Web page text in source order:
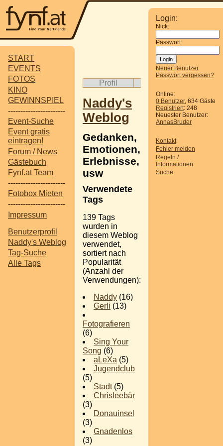
START
EVENTS
FOTOS
KINO
GEWINNSPIEL
-----------------------
Event-Suche
Event gratis
eintragen!
Forum / News
Gästebuch
Fynf.at Team
-----------------------
Fotobox Mieten
-----------------------
Impressum
Benutzerprofil
Naddy's Weblog
Tag-Suche
Alle Tags
Login:
Nick:
Passwort:
Neuer Benutzer
Passwort vergessen?
Online:
0 Benutzer, 634 Gäste
Registriert: 248
Neuester Benutzer:
AnnasBruder
Kontakt
Fehler melden
Regeln /
Informationen
Suche
Profil
Naddy's
Weblog
Gedanken,
Emotionen,
Erlebnisse,
usw
Verwendete
Tags
139 Tags
wurden in
diesem Weblog
verwendet,
sortiert nach
Popularität
(Anzahl der
Verwendungen):
Naddy (16)
Gerli (13)
Fotografieren
(6)
Sing Your
Song (6)
aLeXa (5)
Jugendclub
(5)
Stadt(5)
Chrisleebär
(3)
Donauinsel
(3)
Gnadenlos
(3)